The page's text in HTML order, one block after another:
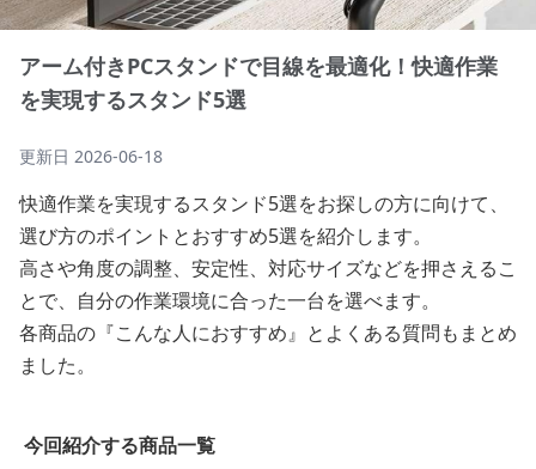
アーム付きPCスタンドで目線を最適化！快適作業
を実現するスタンド5選
更新日 2026-06-18
快適作業を実現するスタンド5選をお探しの方に向けて、
選び方のポイントとおすすめ5選を紹介します。
高さや角度の調整、安定性、対応サイズなどを押さえるこ
とで、自分の作業環境に合った一台を選べます。
各商品の『こんな人におすすめ』とよくある質問もまとめ
ました。
今回紹介する商品一覧